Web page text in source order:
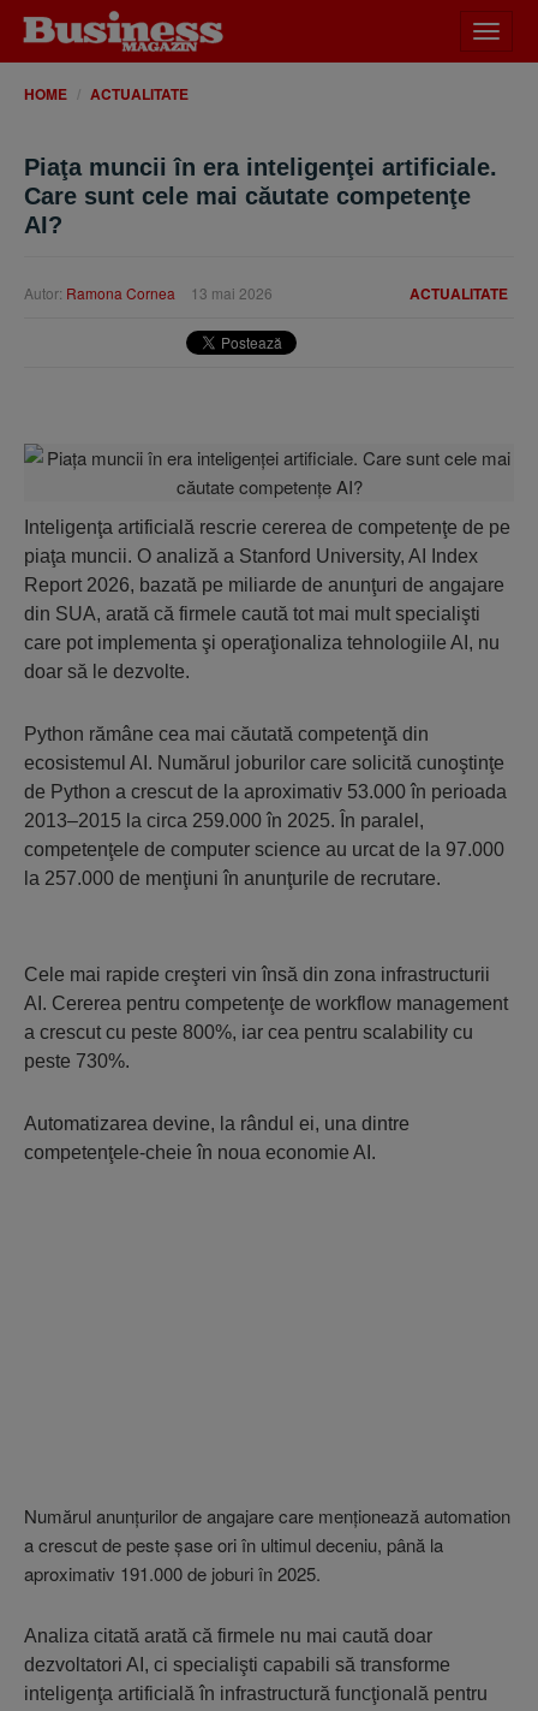
meniu
HOME ACTUALITATE
Piaţa muncii în era inteligenţei artificiale.
Care sunt cele mai căutate competenţe
AI?
ACTUALITATE
Autor: Ramona Cornea 13 mai 2026
Inteligenţa artificială rescrie cererea de competenţe de pe
piaţa muncii. O analiză a Stanford University, AI Index
Report 2026, bazată pe miliarde de anunţuri de angajare
din SUA, arată că firmele caută tot mai mult specialişti
care pot implementa şi operaţionaliza tehnologiile AI, nu
doar să le dezvolte.
Python rămâne cea mai căutată competenţă din
ecosistemul AI. Numărul joburilor care solicită cunoştinţe
de Python a crescut de la aproximativ 53.000 în perioada
2013–2015 la circa 259.000 în 2025. În paralel,
competenţele de computer science au urcat de la 97.000
la 257.000 de menţiuni în anunţurile de recrutare.
Cele mai rapide creşteri vin însă din zona infrastructurii
AI. Cererea pentru competenţe de workflow management
a crescut cu peste 800%, iar cea pentru scalability cu
peste 730%.
Automatizarea devine, la rândul ei, una dintre
competenţele-cheie în noua economie AI.
Numărul anunţurilor de angajare care menţionează automation
a crescut de peste şase ori în ultimul deceniu, până la
aproximativ 191.000 de joburi în 2025.
Analiza citată arată că firmele nu mai caută doar
dezvoltatori AI, ci specialişti capabili să transforme
inteligenţa artificială în infrastructură funcţională pentru